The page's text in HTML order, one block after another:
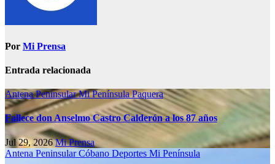
Por Mi Prensa
Entrada relacionada
Antena PeninsularMi PenínsulaPaquera
Fallece don Anselmo Castro Calderón a los 87 años
Jul 29, 2026Mi Prensa
Antena PeninsularCóbano Deportes Mi Península